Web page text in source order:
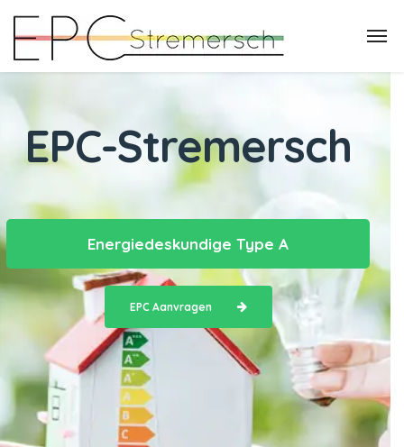
EPC-Stremersch
Energiedeskundige Type A
EPC Aanvragen